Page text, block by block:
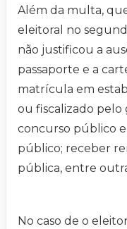
Além da multa,
eleitoral no
não justificou a
passaporte e a
matrícula em
ou fiscalizado pelo
concurso público
público; receber
pública, entre
No caso de o